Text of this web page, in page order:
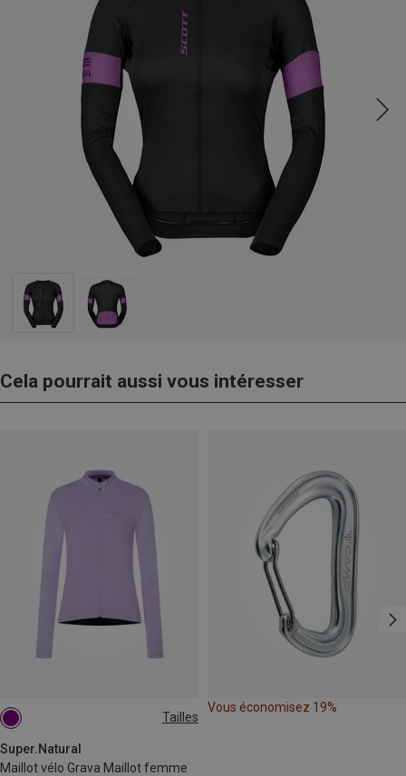
Cela pourrait aussi vous intéresser
Tailles
Super.Natural
Maillot vélo Grava Maillot femme
XS
Vous économisez 19%